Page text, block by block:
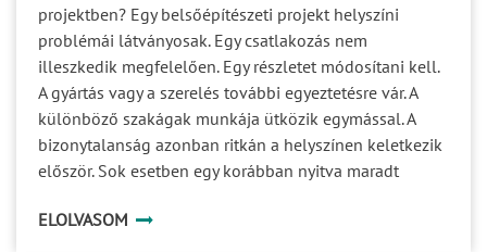
projektben? Egy belsőépítészeti projekt helyszíni
problémái látványosak. Egy csatlakozás nem
illeszkedik megfelelően. Egy részletet módosítani kell.
A gyártás vagy a szerelés további egyeztetésre vár. A
különböző szakágak munkája ütközik egymással. A
bizonytalanság azonban ritkán a helyszínen keletkezik
először. Sok esetben egy korábban nyitva maradt
a tervezés során még kisebb részletnek tűnik, az a
ELOLVASOM